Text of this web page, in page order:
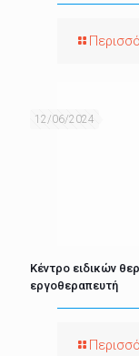
12/06/2024
Κέντρο ειδικών
εργοθεραπευτή